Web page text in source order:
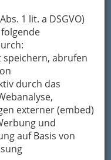
1 lit. a DSGVO)
abrufen
durch das
externer (embed)
und
auf Basis von
Tierparks,
mit antiken
eine spannende
Familienrat
losstarten - in
Alle Bezirke